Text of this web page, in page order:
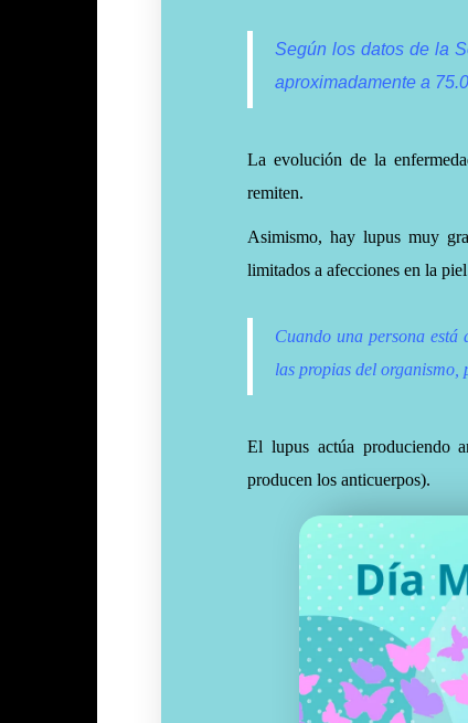
Según los datos de la
aproximadamente a
La evolución de la
remiten.
Asimismo, hay lupus muy
limitados a afecciones en la
Cuando una persona está
las propias del organismo,
El lupus actúa produciendo
producen los anticuerpos).